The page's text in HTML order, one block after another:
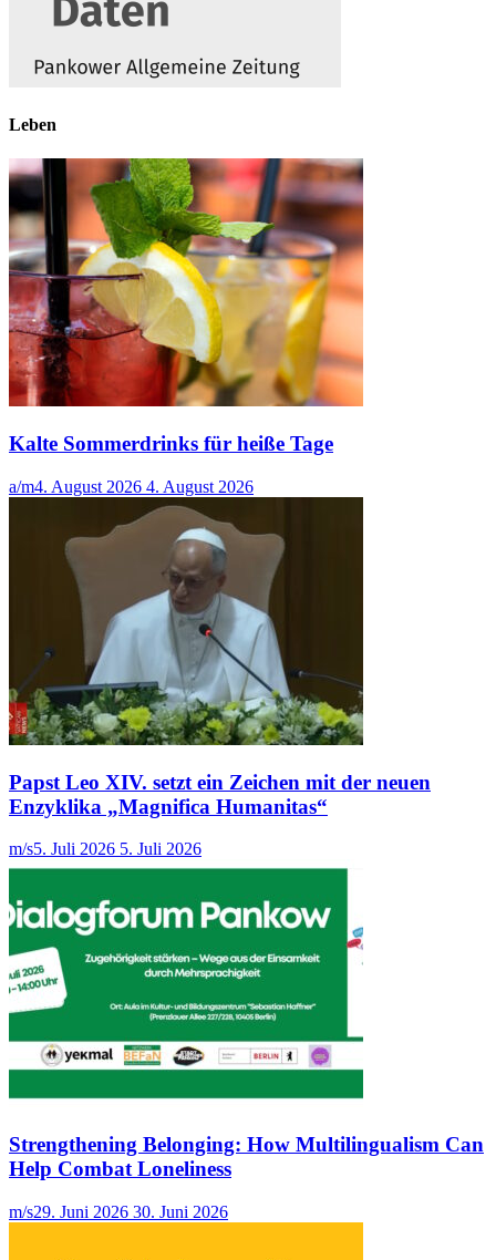
Leben
Kalte Sommerdrinks für heiße Tage
a/m4. August 2026 4. August 2026
Papst Leo XIV. setzt ein Zeichen mit der neuen
Enzyklika „Magnifica Humanitas“
m/s5. Juli 2026 5. Juli 2026
Strengthening Belonging: How Multilingualism Can
Help Combat Loneliness
m/s29. Juni 2026 30. Juni 2026